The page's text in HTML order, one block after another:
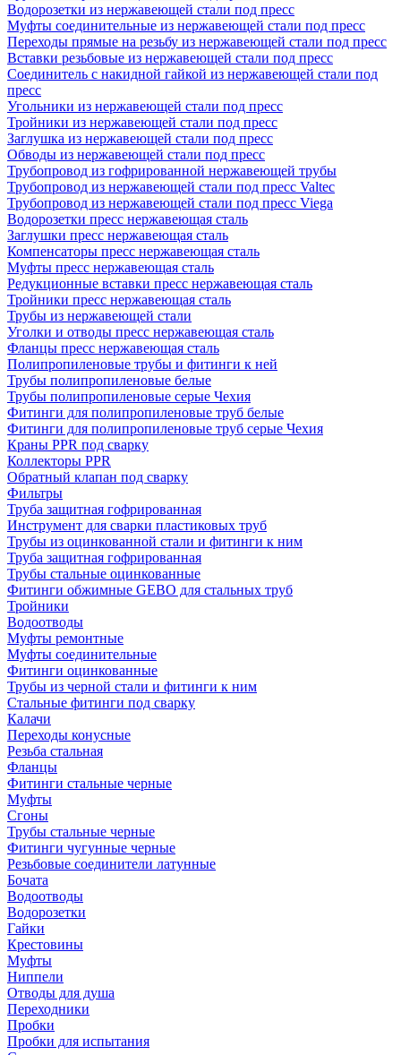
Водорозетки из нержавеющей стали под пресс
Муфты соединительные из нержавеющей стали под пресс
Переходы прямые на резьбу из нержавеющей стали под пресс
Вставки резьбовые из нержавеющей стали под пресс
Соединитель с накидной гайкой из нержавеющей стали под
пресс
Угольники из нержавеющей стали под пресс
Тройники из нержавеющей стали под пресс
Заглушка из нержавеющей стали под пресс
Обводы из нержавеющей стали под пресс
Трубопровод из гофрированной нержавеющей трубы
Трубопровод из нержавеющей стали под пресс Valtec
Трубопровод из нержавеющей стали под пресс Viega
Водорозетки пресс нержавеющая сталь
Заглушки пресс нержавеющая сталь
Компенсаторы пресс нержавеющая сталь
Муфты пресс нержавеющая сталь
Редукционные вставки пресс нержавеющая сталь
Тройники пресс нержавеющая сталь
Трубы из нержавеющей стали
Уголки и отводы пресс нержавеющая сталь
Фланцы пресс нержавеющая сталь
Полипропиленовые трубы и фитинги к ней
Трубы полипропиленовые белые
Трубы полипропиленовые серые Чехия
Фитинги для полипропиленовые труб белые
Фитинги для полипропиленовые труб серые Чехия
Краны PPR под сварку
Коллекторы PPR
Обратный клапан под сварку
Фильтры
Труба защитная гофрированная
Инструмент для сварки пластиковых труб
Трубы из оцинкованной стали и фитинги к ним
Труба защитная гофрированная
Трубы стальные оцинкованные
Фитинги обжимные GEBO для стальных труб
Тройники
Водоотводы
Муфты ремонтные
Муфты соединительные
Фитинги оцинкованные
Трубы из черной стали и фитинги к ним
Стальные фитинги под сварку
Калачи
Переходы конусные
Резьба стальная
Фланцы
Фитинги стальные черные
Муфты
Сгоны
Трубы стальные черные
Фитинги чугунные черные
Резьбовые соединители латунные
Бочата
Водоотводы
Водорозетки
Гайки
Крестовины
Муфты
Ниппели
Отводы для душа
Переходники
Пробки
Пробки для испытания